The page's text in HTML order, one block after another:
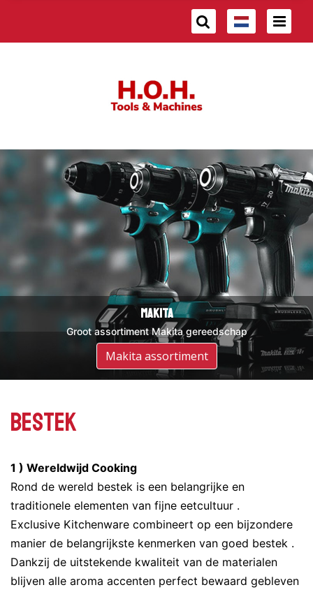
Makita
Groot assortiment Makita gereedschap
Makita assortiment
DeWalt
Groot assortiment DeWalt gereedschap
Assortiment DeWalt
Bestek
1 ) Wereldwijd Cooking
Rond de wereld bestek is een belangrijke en
traditionele elementen van fijne eetcultuur .
Exclusive Kitchenware combineert op een bijzondere
manier de belangrijkste kenmerken van goed bestek .
Dankzij de uitstekende kwaliteit van de materialen
blijven alle aroma accenten perfect bewaard gebleven